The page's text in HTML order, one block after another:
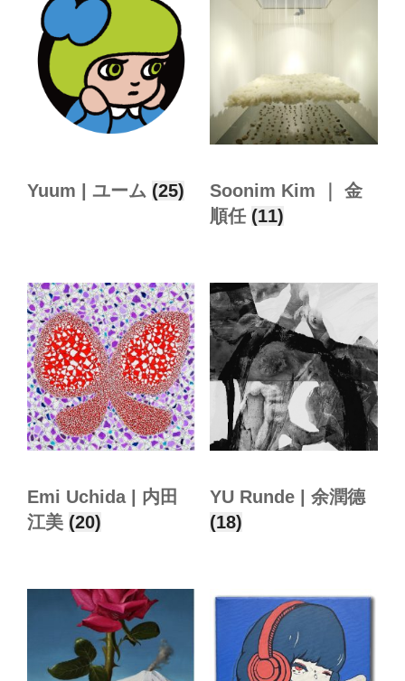
Yuum | ユーム (25)
Soonim Kim ｜ 金
順任 (11)
Emi Uchida | 内田
江美 (20)
YU Runde | 余潤德
(18)